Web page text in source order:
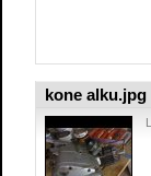
kone alku.jpg